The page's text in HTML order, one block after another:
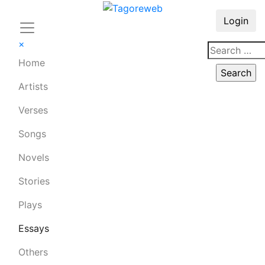
×
Home
Artists
Verses
Songs
Novels
Stories
Plays
Essays
Others
Login